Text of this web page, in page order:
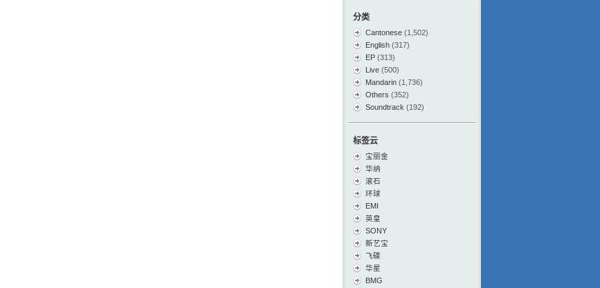
分类
Cantonese (1,502)
English (317)
EP (313)
Live (500)
Mandarin (1,736)
Others (352)
Soundtrack (192)
标签云
宝丽金
华纳
滚石
环球
EMI
英皇
SONY
新艺宝
飞碟
华星
BMG